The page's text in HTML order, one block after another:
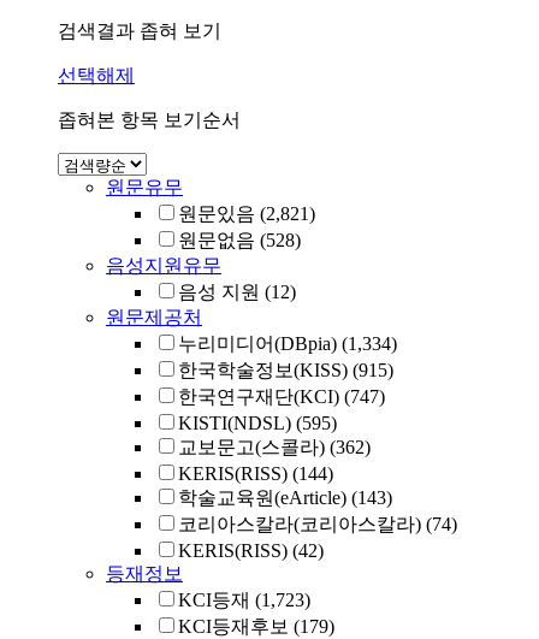
검색결과 좁혀 보기
선택해제
좁혀본 항목 보기순서
원문유무
원문있음 (2,821)
원문없음 (528)
음성지원유무
음성 지원 (12)
원문제공처
누리미디어(DBpia) (1,334)
한국학술정보(KISS) (915)
한국연구재단(KCI) (747)
KISTI(NDSL) (595)
교보문고(스콜라) (362)
KERIS(RISS) (144)
학술교육원(eArticle) (143)
코리아스칼라(코리아스칼라) (74)
KERIS(RISS) (42)
등재정보
KCI등재 (1,723)
KCI등재후보 (179)